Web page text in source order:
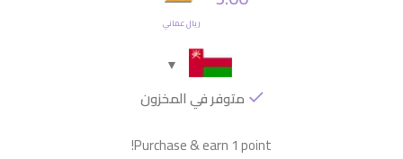
ريال عماني
متوفر في المخزون
Purchase & earn 1 point!